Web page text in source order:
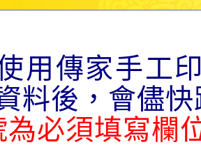
用傳家手工
料後，會儘
必須填寫欄